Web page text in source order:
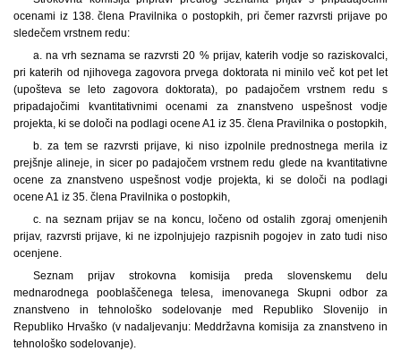
ocenami iz 138. člena Pravilnika o postopkih, pri čemer razvrsti prijave po
sledečem vrstnem redu:
a. na vrh seznama se razvrsti 20 % prijav, katerih vodje so raziskovalci,
pri katerih od njihovega zagovora prvega doktorata ni minilo več kot pet let
(upošteva se leto zagovora doktorata), po padajočem vrstnem redu s
pripadajočimi kvantitativnimi ocenami za znanstveno uspešnost vodje
projekta, ki se določi na podlagi ocene A1 iz 35. člena Pravilnika o postopkih,
b. za tem se razvrsti prijave, ki niso izpolnile prednostnega merila iz
prejšnje alineje, in sicer po padajočem vrstnem redu glede na kvantitativne
ocene za znanstveno uspešnost vodje projekta, ki se določi na podlagi
ocene A1 iz 35. člena Pravilnika o postopkih,
c. na seznam prijav se na koncu, ločeno od ostalih zgoraj omenjenih
prijav, razvrsti prijave, ki ne izpolnjujejo razpisnih pogojev in zato tudi niso
ocenjene.
Seznam prijav strokovna komisija preda slovenskemu delu
mednarodnega pooblaščenega telesa, imenovanega Skupni odbor za
znanstveno in tehnološko sodelovanje med Republiko Slovenijo in
Republiko Hrvaško (v nadaljevanju: Meddržavna komisija za znanstveno in
tehnološko sodelovanje).